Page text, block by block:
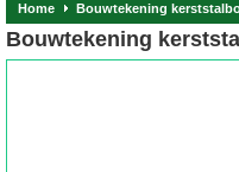
Home Bouwtekening
Bouwtekening